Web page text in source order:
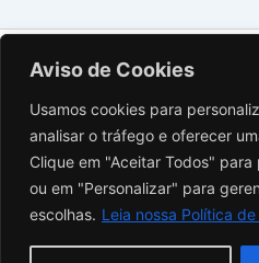
Aviso de Cookies
Usamos cookies para
analisar o tráfego e oferecer
Clique em "Aceitar Todos"
ou em "Personalizar" para
escolhas. Leia nossa Política
Política de
Termos
Aviso
Copyright © 2026 Investidor